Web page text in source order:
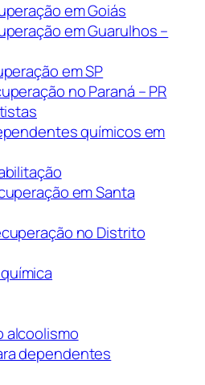
em Goiás
em Guarulhos –
em SP
no Paraná – PR
químicos em
em Santa
no Distrito
alcoolismo
dependentes